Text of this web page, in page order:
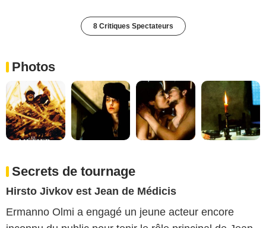
8 Critiques Spectateurs
Photos
Secrets de tournage
Hirsto Jivkov est Jean de Médicis
Ermanno Olmi a engagé un jeune acteur encore